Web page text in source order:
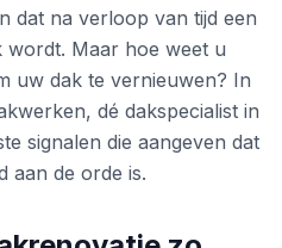
dat na verloop van tijd een
wordt. Maar hoe weet u
uw dak te vernieuwen? In
dé dakspecialist in
signalen die aangeven dat
aan de orde is.